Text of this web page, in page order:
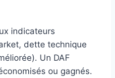
indicateurs
dette technique
Un DAF
ou gagnés.